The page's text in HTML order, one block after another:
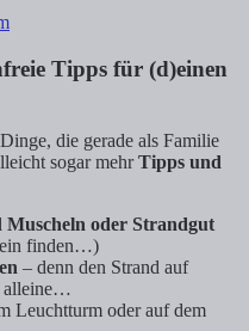
Tipps für (d)einen
die gerade als Familie
sogar mehrTipps und
Muscheln oder Strandgut
finden…)
– denn den Strand auf
alleine…
Leuchtturm oder auf dem